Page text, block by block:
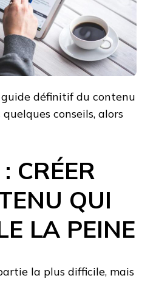
définitif du contenu
conseils, alors
CRÉER
QUI
LA PEINE
la plus difficile, mais